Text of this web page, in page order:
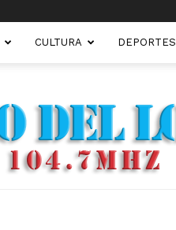
CULTURA DEPORTES